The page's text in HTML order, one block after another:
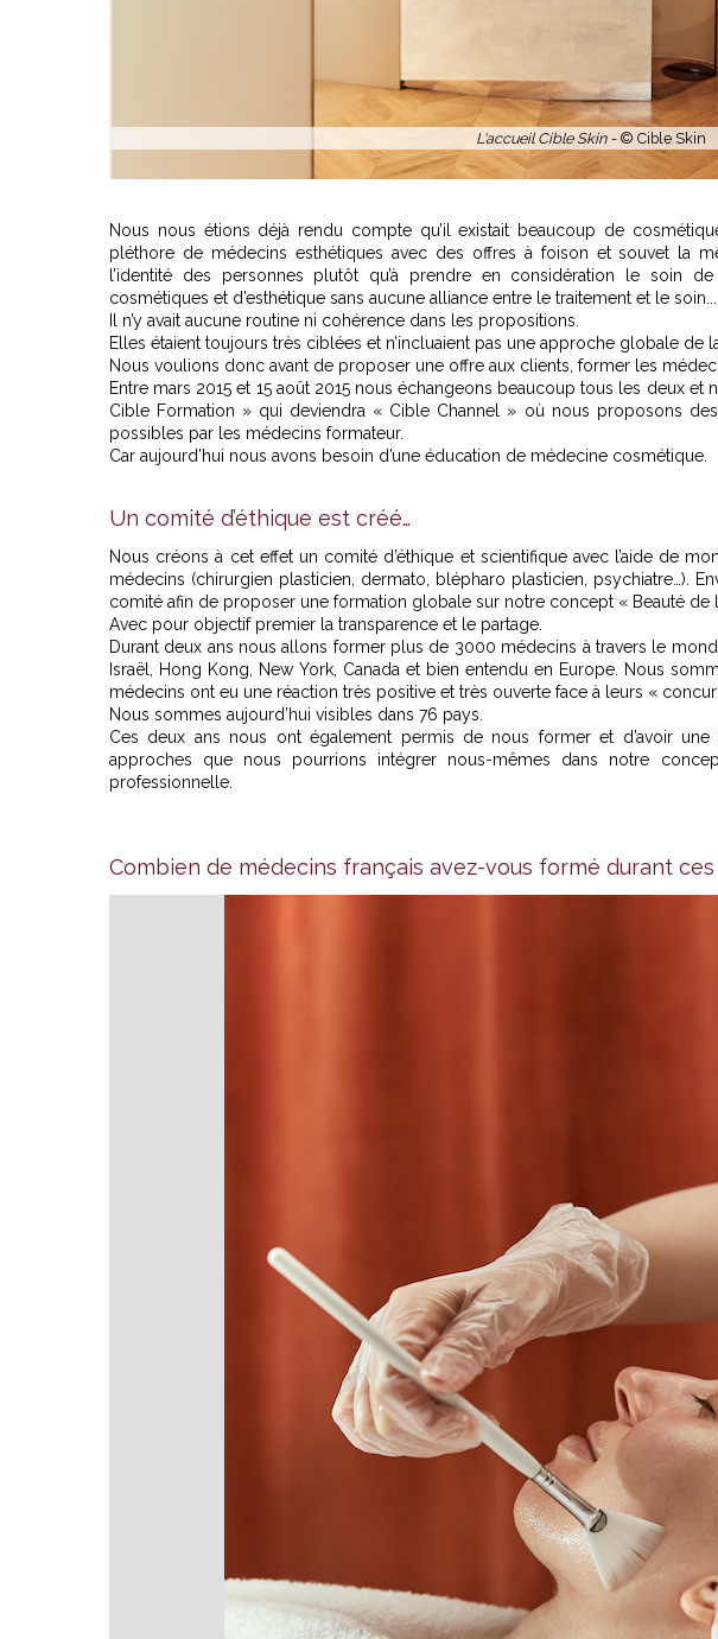
L'accueil Cible Skin - © Cible Skin
Nous nous étions déjà rendu compte qu’il existait beaucoup de
pléthore de médecins esthétiques avec des offres à foison et souvet la
l’identité des personnes plutôt qu’à prendre en considération le soin
cosmétiques et d’esthétique sans aucune alliance entre le traitement et le soin....
Il n’y avait aucune routine ni cohérence dans les propositions.
Elles étaient toujours très ciblées et n’incluaient pas une approche globale de
Nous voulions donc avant de proposer une offre aux clients, former les
Entre mars 2015 et 15 août 2015 nous échangeons beaucoup tous les deux
Cible Formation » qui deviendra « Cible Channel » où nous proposons
possibles par les médecins formateur.
Car aujourd’hui nous avons besoin d’une éducation de médecine cosmétique.
Un comité d’éthique est créé…
Nous créons à cet effet un comité d’éthique et scientifique avec l’aide de
médecins (chirurgien plasticien, dermato, blépharo plasticien, psychiatre…).
comité afin de proposer une formation globale sur notre concept « Beauté de
Avec pour objectif premier la transparence et le partage.
Durant deux ans nous allons former plus de 3000 médecins à travers le
Israël, Hong Kong, New York, Canada et bien entendu en Europe. Nous
médecins ont eu une réaction très positive et très ouverte face à leurs «
Nous sommes aujourd’hui visibles dans 76 pays.
Ces deux ans nous ont également permis de nous former et d’avoir
approches que nous pourrions intégrer nous-mêmes dans notre
professionnelle.
Combien de médecins français avez-vous formé durant ces